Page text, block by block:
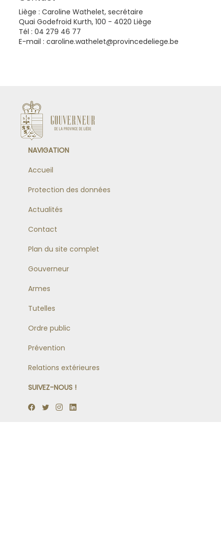
Liège : Caroline Wathelet, secrétaire
Quai Godefroid Kurth, 100 - 4020 Liège
Tél : 04 279 46 77
E-mail : caroline.wathelet@provincedeliege.be
NAVIGATION
Accueil
Protection des données
Actualités
Contact
Plan du site complet
Gouverneur
Armes
Tutelles
Ordre public
Prévention
Relations extérieures
SUIVEZ-NOUS !